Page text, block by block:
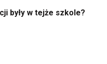
były w tejże szkole?